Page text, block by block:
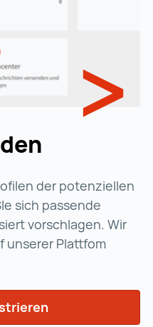
der potenziellen
sich passende
vorschlagen. Wir
unserer Plattfom